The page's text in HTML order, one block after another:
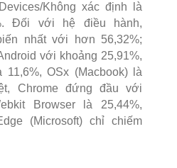
Không xác định là
Đối với hệ điều hành,
nhất với hơn 56,32%;
với khoảng 25,91%,
11,6%, OSx (Macbook) là
Chrome đứng đầu với
Browser là 25,44%,
(Microsoft) chỉ chiếm